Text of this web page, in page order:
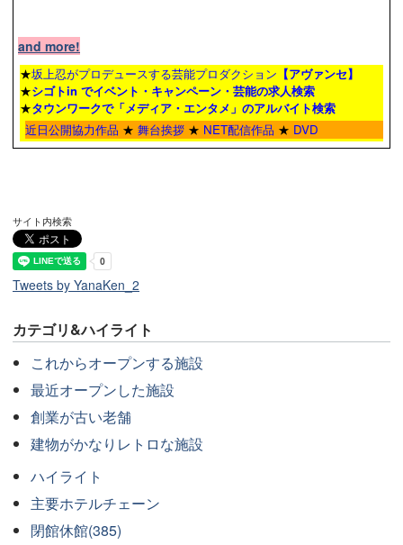
and more!
★坂上忍がプロデュースする芸能プロダクション 【アヴァンセ】
★シゴトin でイベント・キャンペーン・芸能の求人検索
★タウンワークで「メディア・エンタメ」のアルバイト検索
近日公開協力作品 ★ 舞台挨拶 ★ NET配信作品 ★ DVD
サイト内検索
Tweets by YanaKen_2
カテゴリ&ハイライト
これからオープンする施設
最近オープンした施設
創業が古い老舗
建物がかなりレトロな施設
ハイライト
主要ホテルチェーン
閉館休館(385)